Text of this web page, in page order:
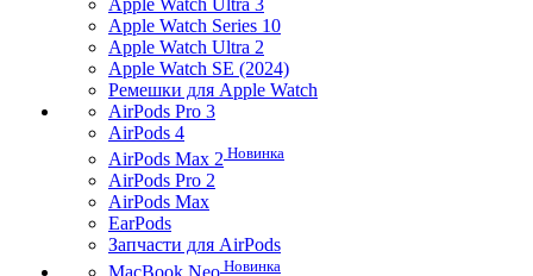
Apple Watch Ultra 3
Apple Watch Series 10
Apple Watch Ultra 2
Apple Watch SE (2024)
Ремешки для Apple Watch
AirPods Pro 3
AirPods 4
AirPods Max 2 Новинка
AirPods Pro 2
AirPods Max
EarPods
Запчасти для AirPods
MacBook Neo Новинка